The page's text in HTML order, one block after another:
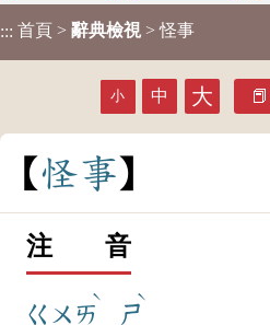
::: 首頁 > 辭典檢視 > 怪事
小 中 大
怪事
注 音
ㄍㄨㄞ
ˋ
ㄕ
ˋ